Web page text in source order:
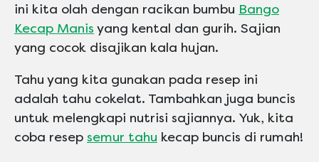
ini kita olah dengan racikan bumbu Bango
Kecap Manis yang kental dan gurih. Sajian
yang cocok disajikan kala hujan.
Tahu yang kita gunakan pada resep ini
adalah tahu cokelat. Tambahkan juga buncis
untuk melengkapi nutrisi sajiannya. Yuk, kita
coba resep semur tahu kecap buncis di rumah!